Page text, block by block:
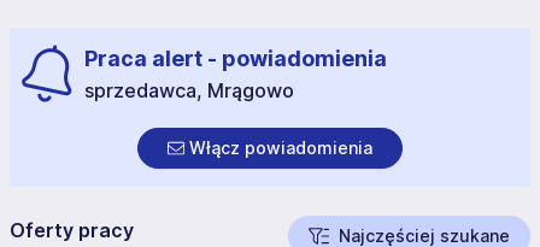
Praca alert - powiadomienia
sprzedawca, Mrągowo
Włącz powiadomienia
Oferty pracy
Najczęściej szukane